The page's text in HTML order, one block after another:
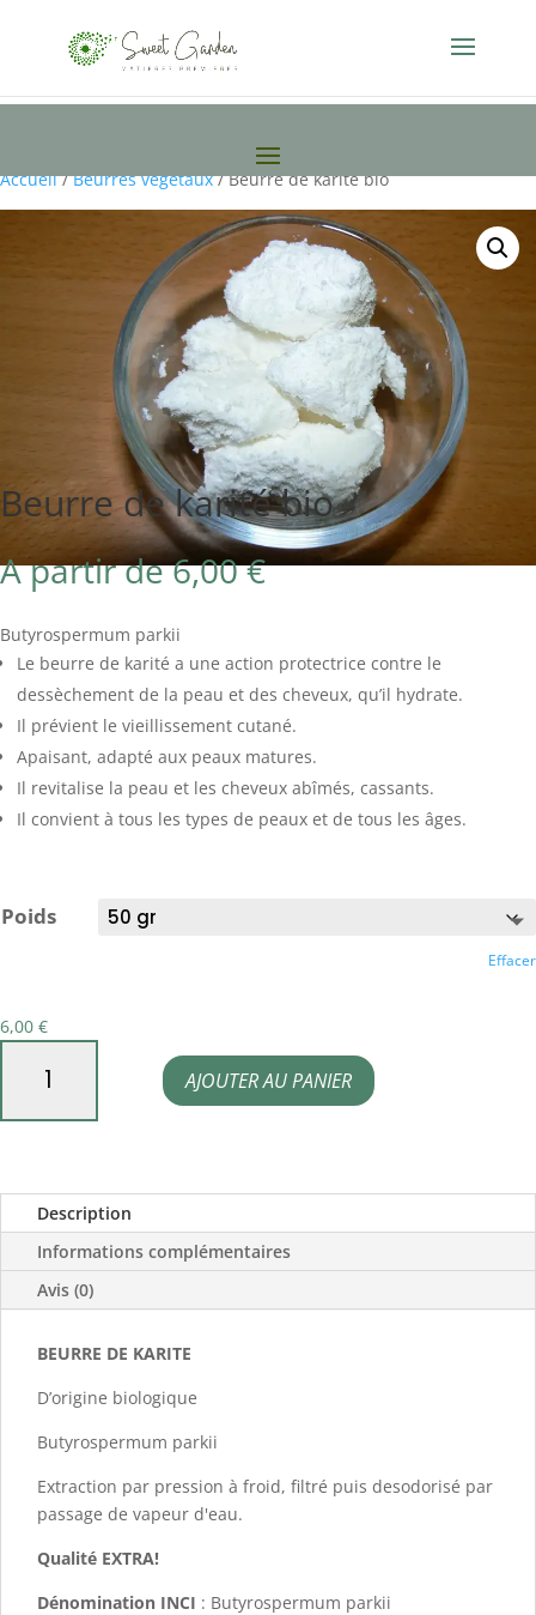
Accueil/Beurres végétaux/ Beurre de karité bio
Beurre de karité bio
A partir de6,00€
Butyrospermum parkii
Le beurre de karité a une action protectrice contre le
dessèchement de la peau et des cheveux, qu’il hydrate.
Il prévient le vieillissement cutané.
Apaisant, adapté aux peaux matures.
Il revitalise la peau et les cheveux abîmés, cassants.
Il convient à tous les types de peaux et de tous les âges.
Poids
Effacer
6,00 €
Beurre
AJOUTER AU PANIER
Description
Informations complémentaires
Avis (0)
BEURRE DE KARITE
D’origine biologique
Butyrospermum parkii
Extraction par pression à froid, filtré puis desodorisé par
passage de vapeur d'eau.
Qualité EXTRA!
Dénomination INCI : Butyrospermum parkii